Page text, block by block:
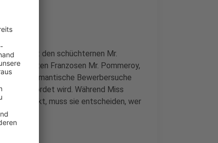
ein: den schüchternen Mr.
charmanten Franzosen Mr. Pommeroy,
die romantische Bewerbersuche
ermordet wird. Während Miss
steckt, muss sie entscheiden, wer